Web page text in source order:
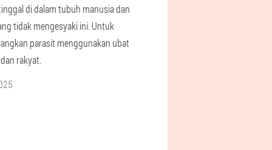
di dalam tubuh manusia dan
tidak mengesyaki ini. Untuk
parasit menggunakan ubat
rakyat.